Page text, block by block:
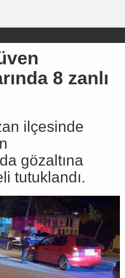
8 zanlı
ilçesinde
gözaltına
tutuklandı.